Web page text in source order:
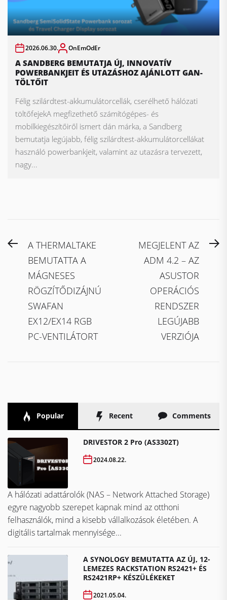
2026.06.30. OnEmOdEr
A SANDBERG BEMUTATJA ÚJ, INNOVATÍV
POWERBANKJEIT ÉS UTAZÁSHOZ AJÁNLOTT GAN-
TÖLTŐIT
Félig szilárdtest-akkumulátorcellák, cserélhető hálózati
töltőfejekA megfizethető számítógépes- és
mobilkiegészítőiről ismert dán márka, a Sandberg
bemutatja legújabb, félig szilárdtest-akkumulátorcellákat
használó powerbankjeit, valamint az utazásra tervezett,
nagy...
Bejegyzés
navigáció
PreviousA THERMALTAKE
BEMUTATTA A
MÁGNESES
RÖGZÍTŐDIZÁJNÚ
SWAFAN
EX12/EX14 RGB
PC-VENTILÁTORT
MEGJELENT AZ
ADM 4.2 – AZ
ASUSTOR
OPERÁCIÓS
RENDSZER
LEGÚJABB
VERZIÓJA
Popular Recent Comments
DRIVESTOR 2 Pro (AS3302T)
2024.08.22.
A hálózati adattárolók (NAS – Network Attached Storage)
egyre nagyobb szerepet kapnak mind az otthoni
felhasználók, mind a kisebb vállalkozások életében. A
digitális tartalmak mennyisége...
A SYNOLOGY BEMUTATTA AZ ÚJ, 12-
LEMEZES RACKSTATION RS2421+ ÉS
RS2421RP+ KÉSZÜLÉKEKET
2021.05.04.